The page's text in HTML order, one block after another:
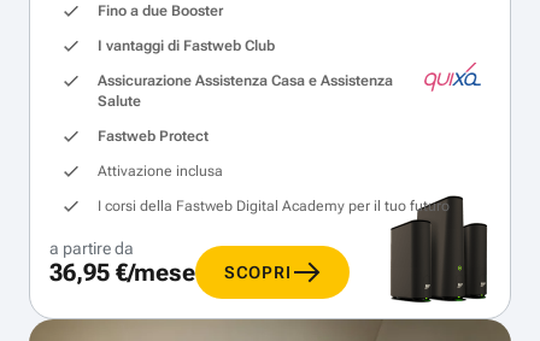
Fino a due Booster
I vantaggi di Fastweb Club
Assicurazione Assistenza Casa e Assistenza
Salute
Fastweb Protect
Attivazione inclusa
I corsi della Fastweb Digital Academy per il tuo futuro
a partire da
36,95 €/mese SCOPRI